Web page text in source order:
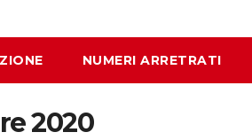
NUMERI ARRETRATI
2020